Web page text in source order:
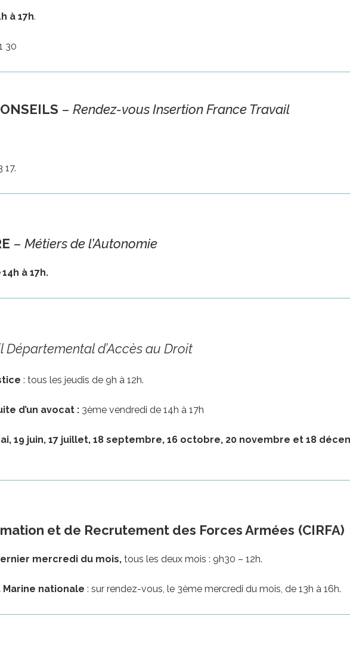
à 17h.
30
–Rendez-vous Insertion France Travail
17.
–Métiers de l’Autonomie
à 17h.
Départemental d’Accès au Droit
: tous les jeudis de 9h à 12h.
d’un avocat : 3ème vendredi de 14h à 17h
19 juin, 17 juillet, 18 septembre, 16 octobre, 20 novembre et 18
et de Recrutement des Forces Armées (CIRFA)
mercredi du mois,tous les deux mois : 9h30 – 12h.
Marine nationale : sur rendez-vous, le 3ème mercredi du mois, de 13h à 16h.